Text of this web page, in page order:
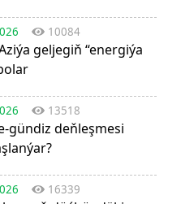
10084
geljegiň “energiýa
13518
gündiz deňleşmesi
16339